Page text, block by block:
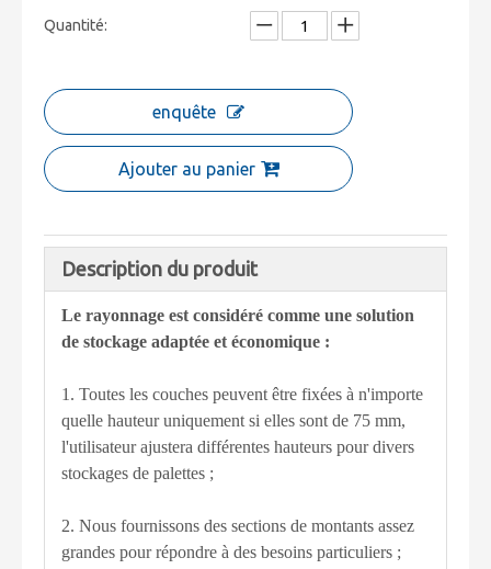
Quantité:
enquête
Ajouter au panier
Description du produit
Le rayonnage est considéré comme une solution
de stockage adaptée et économique :
1. Toutes les couches peuvent être fixées à n'importe
quelle hauteur uniquement si elles sont de 75 mm,
l'utilisateur ajustera différentes hauteurs pour divers
stockages de palettes ;
2. Nous fournissons des sections de montants assez
grandes pour répondre à des besoins particuliers ;